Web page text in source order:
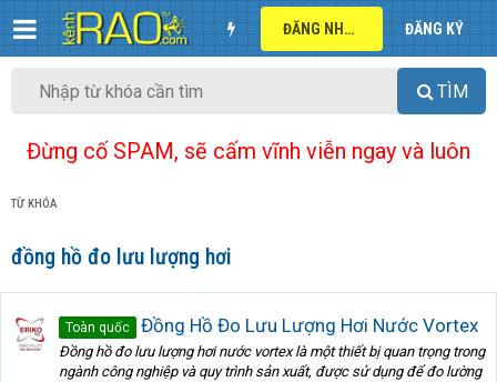
ĐĂNG NHẬP ĐĂNG KÝ
TÌM
Đừng cố SPAM, sẽ cấm vĩnh viễn ngay và luôn
TỪ KHÓA
đồng hồ đo lưu lượng hơi
Toàn quốc Đồng Hồ Đo Lưu Lượng Hơi Nước Vortex
Đồng hồ đo lưu lượng hơi nước vortex là một thiết bị quan trọng trong
ngành công nghiệp và quy trình sản xuất, được sử dụng để đo lường